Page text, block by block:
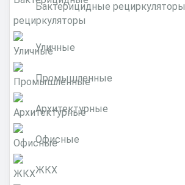
Бактерицидные рециркуляторы
Уличные
Промышленные
Архитектурные
Офисные
ЖКХ